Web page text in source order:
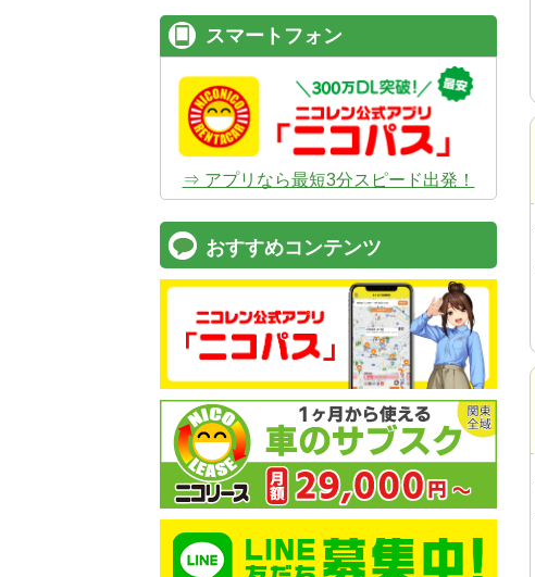
スマートフォン
⇒ アプリなら最短3分スピード出発！
おすすめコンテンツ